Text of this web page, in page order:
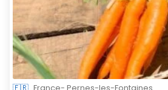
🇫🇷 France- Pernes-les-Fontaines